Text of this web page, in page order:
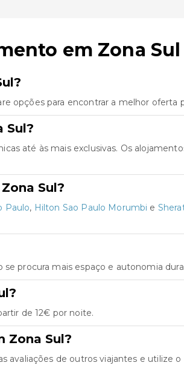
em Zona Sul
opções para encontrar a melhor oferta
Sul?
até às mais exclusivas. Os
Sul?
Paulo, Hilton Sao Paulo Morumbi e
procura mais espaço e autonomia
de 12€ por noite.
Zona Sul?
de outros viajantes e utilize